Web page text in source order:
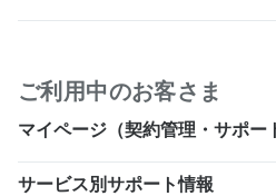
ご利用中のお客さま
マイページ（契約管理・サポー
サービス別サポート情報